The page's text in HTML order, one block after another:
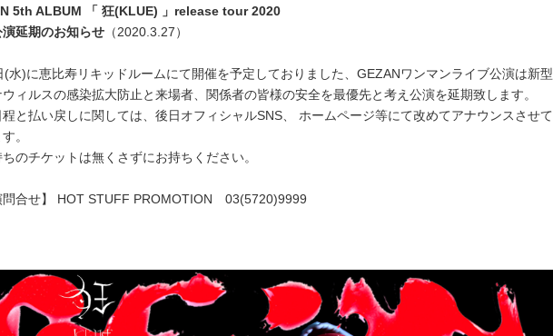
5th ALBUM 「 狂(KLUE) 」release tour 2020
延期のお知らせ （2020.3.27）
(水)に恵比寿リキッドルームにて開催を予定しておりました、GEZANワンマンライブ公演は新型
ウィルスの感染拡大防止と来場者、関係者の皆様の安全を最優先と考え公演を延期致します。
と払い戻しに関しては、後日オフィシャルSNS、 ホームページ等にて改めてアナウンスさせて
。
のチケットは無くさずにお持ちください。
問合せ】 HOT STUFF PROMOTION 03(5720)9999